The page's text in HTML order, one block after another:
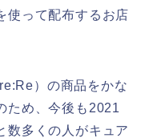
使って配布するお店
）の商品をかな
ため、今後も2021
数多くの人がキュア